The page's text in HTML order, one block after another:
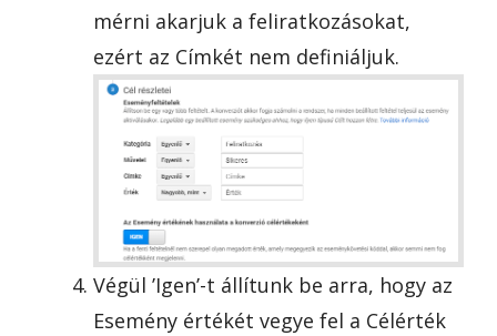
mérni akarjuk a feliratkozásokat,
ezért az Címkét nem definiáljuk.
Végül ’Igen’-t állítunk be arra, hogy az
Esemény értékét vegye fel a Célérték